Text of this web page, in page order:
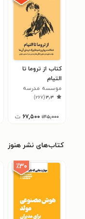
کتاب از تروما تا
التیام
موسسه مدرسه
زندگی
۳٫۳(۲۶۷)
۱۳۵,۰۰۰ ۶۷,۵۰۰ ت
کتاب‌های نشر هنوز
٪۳۰